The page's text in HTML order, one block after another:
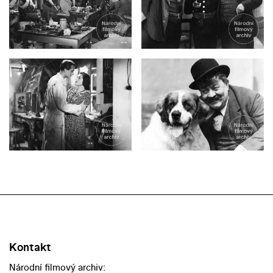
Kontakt
Národní filmový archiv: